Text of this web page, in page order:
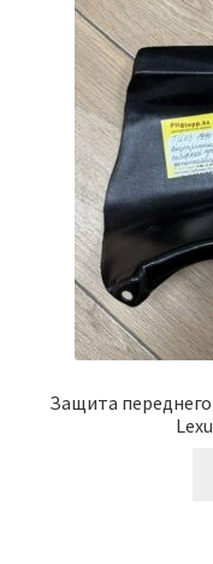
Защита переднего